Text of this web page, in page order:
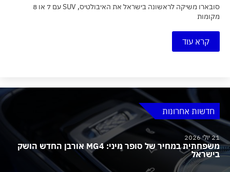
סובארו משיקה לראשונה בישראל את האיבולטיס, SUV עם 7 או 8
מקומות
קרא עוד
חדשות אחרונות
21 יולי 2026
משפחתית במחיר של סופר מיני: MG4 אורבן החדש הושק
בישראל